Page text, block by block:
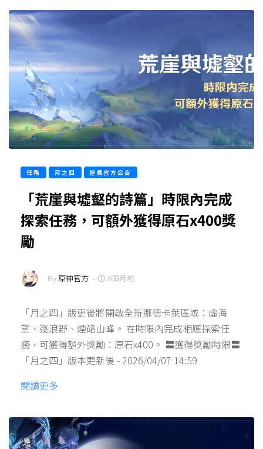
任務 月之四 遊戲官方公告
「荒崖與墟壑的詩篇」時限內完成
探索任務，可額外獲得原石x400獎
勵
By 原神官方 - 6個月前
「月之四」版更後將開啟全新挪德卡萊區域：虛海
望、逐浪野、煙硌山峰。 在時限內完成相應探索任
務，可獲得額外獎勵：原石x400。 〓獲得獎勵時限〓
「月之四」版本更新後 - 2026/04/07 14:59
閱讀更多